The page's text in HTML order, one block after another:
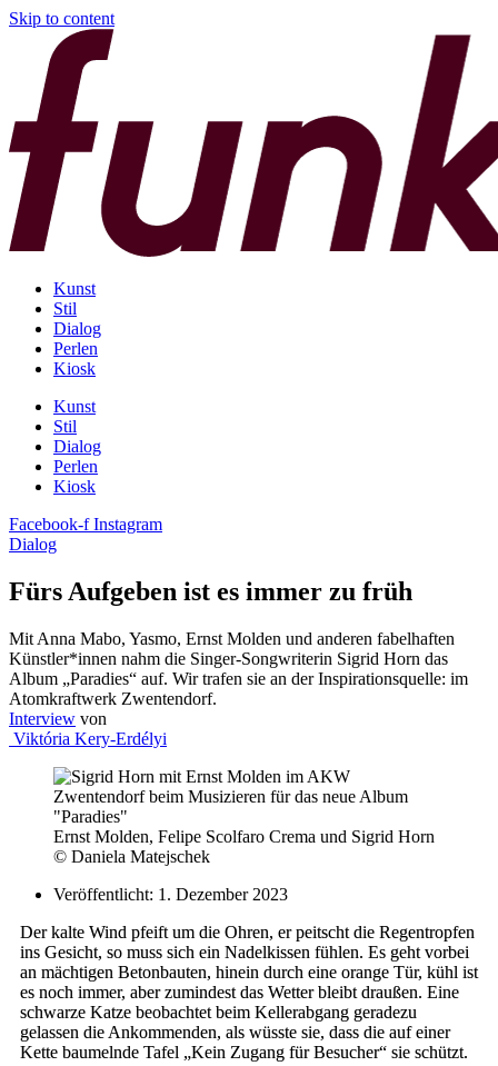
Skip to content
Kunst
Stil
Dialog
Perlen
Kiosk
Kunst
Stil
Dialog
Perlen
Kiosk
Facebook-f Instagram
Dialog
Fürs Aufgeben ist es immer zu früh
Mit Anna Mabo, Yasmo, Ernst Molden und anderen fabelhaften
Künstler*innen nahm die Singer-Songwriterin Sigrid Horn das
Album „Paradies“ auf. Wir trafen sie an der Inspirationsquelle: im
Atomkraftwerk Zwentendorf.
Interview von
Viktória Kery-Erdélyi
Ernst Molden, Felipe Scolfaro Crema und Sigrid Horn
© Daniela Matejschek
Veröffentlicht: 1. Dezember 2023
Der kalte Wind pfeift um die Ohren, er peitscht die Regentropfen
ins Gesicht, so muss sich ein Nadelkissen fühlen. Es geht vorbei
an mächtigen Betonbauten, hinein durch eine orange Tür, kühl ist
es noch immer, aber zumindest das Wetter bleibt draußen. Eine
schwarze Katze beobachtet beim Kellerabgang geradezu
gelassen die Ankommenden, als wüsste sie, dass die auf einer
Kette baumelnde Tafel „Kein Zugang für Besucher“ sie schützt.